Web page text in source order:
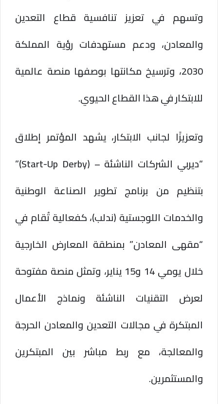
وتسهم في تعزيز تنافسية قطاع التعدين
والمعادن، ودعم مستهدفات رؤية المملكة
2030، وترسيخ مكانتها بوصفها منصة عالمية
للابتكار في هذا القطاع الحيوي.
وتعزيزًا لجانب الابتكار، يشهد المؤتمر إطلاق
“ديربي الشركات الناشئة – (Start-Up Derby)”
بتنظيم من برنامج تطوير الصناعة الوطنية
والخدمات اللوجستية (ندلب)، كفعالية تُقام في
“مقهى المعادن” بمنطقة المعارض الخارجية
خلال يومي 14 و15 يناير، وتمثل منصة مفتوحة
لعرض التقنيات الناشئة ونماذج الأعمال
المبتكرة في مجالات التعدين والمعادن الحرجة
والمعالجة، مع ربط مباشر بين المبتكرين
والمستثمرين.